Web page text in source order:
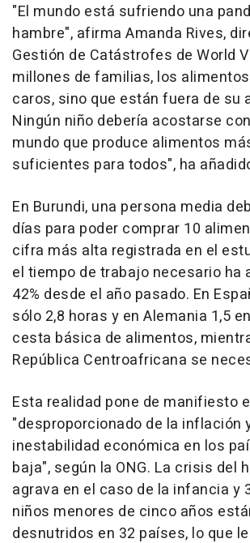
"El mundo está sufriendo una
hambre", afirma Amanda Rives,
Gestión de Catástrofes de World
millones de familias, los
caros, sino que están fuera de su
Ningún niño debería acostarse
mundo que produce alimentos
suficientes para todos", ha
En Burundi, una persona media
días para poder comprar 10
cifra más alta registrada en el
el tiempo de trabajo necesario ha
42% desde el año pasado. En
sólo 2,8 horas y en Alemania 1,5
cesta básica de alimentos,
República Centroafricana se
Esta realidad pone de manifiesto
"desproporcionado de la inflación
inestabilidad económica en los
baja", según la ONG. La crisis del
agrava en el caso de la infancia y
niños menores de cinco años
desnutridos en 32 países, lo que